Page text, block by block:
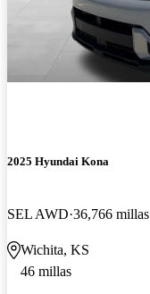
2025 Hyundai Kona
SEL AWD 36,766 millas
Wichita, KS
46 millas